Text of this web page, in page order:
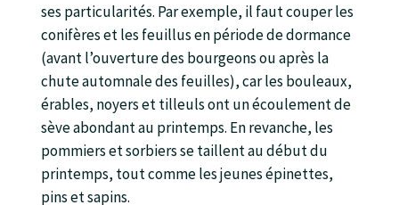
ses particularités. Par exemple, il faut couper les
conifères et les feuillus en période de dormance
(avant l’ouverture des bourgeons ou après la
chute automnale des feuilles), car les bouleaux,
érables, noyers et tilleuls ont un écoulement de
sève abondant au printemps. En revanche, les
pommiers et sorbiers se taillent au début du
printemps, tout comme les jeunes épinettes,
pins et sapins.